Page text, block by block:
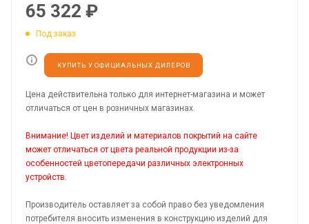
65 322 ₽
Под заказ
КУПИТЬ У ОФИЦИАЛЬНЫХ ДИЛЕРОВ
Цена действительна только для интернет-магазина и может
отличаться от цен в розничных магазинах.
Внимание! Цвет изделий и материалов покрытий на сайте
может отличаться от цвета реальной продукции из-за
особенностей цветопередачи различных электронных
устройств.
Производитель оставляет за собой право без уведомления
потребителя вносить изменения в конструкцию изделий для